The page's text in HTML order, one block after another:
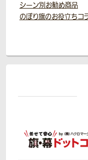
シーン別お勧め商品
のぼり旗のお役立ちコ